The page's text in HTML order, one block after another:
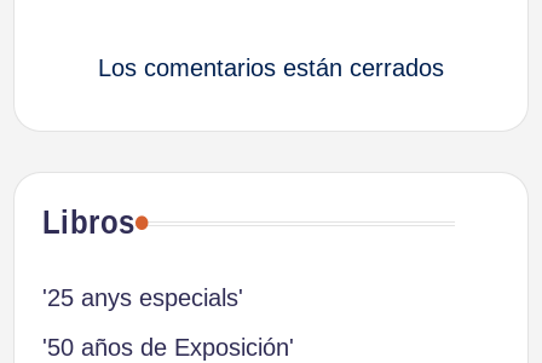
Los comentarios están cerrados
Libros
'25 anys especials'
'50 años de Exposición'